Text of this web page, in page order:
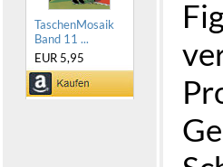
TaschenMosaik
Band 11 ...
EUR 5,95